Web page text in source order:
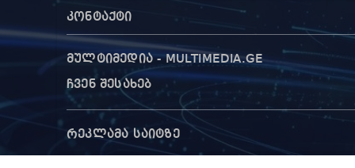
კონტაქტი
მულტიმედია - MULTIMEDIA.GE
ჩვენ შესახებ
რეკლამა საიტზე